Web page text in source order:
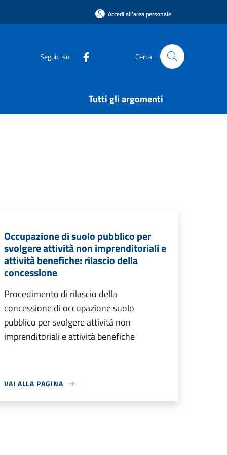
Accedi all'area personale
Seguici su Cerca
Tutti gli argomenti
Occupazione di suolo pubblico per
svolgere attività non imprenditoriali e
attività benefiche: rilascio della
concessione
Procedimento di rilascio della
concessione di occupazione suolo
pubblico per svolgere attività non
imprenditoriali e attività benefiche
VAI ALLA PAGINA